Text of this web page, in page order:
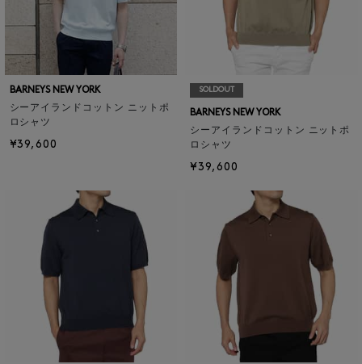
BARNEYS NEW YORK
シーアイランドコットン ニットポ
ロシャツ
¥39,600
SOLDOUT
BARNEYS NEW YORK
シーアイランドコットン ニットポ
ロシャツ
¥39,600